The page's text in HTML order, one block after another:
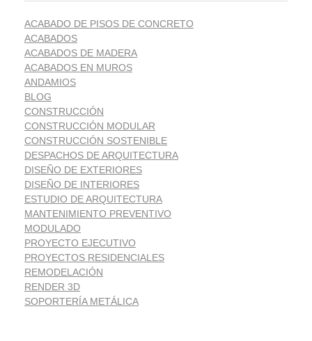
ACABADO DE PISOS DE CONCRETO
ACABADOS
ACABADOS DE MADERA
ACABADOS EN MUROS
ANDAMIOS
BLOG
CONSTRUCCIÓN
CONSTRUCCIÓN MODULAR
CONSTRUCCIÓN SOSTENIBLE
DESPACHOS DE ARQUITECTURA
DISEÑO DE EXTERIORES
DISEÑO DE INTERIORES
ESTUDIO DE ARQUITECTURA
MANTENIMIENTO PREVENTIVO
MODULADO
PROYECTO EJECUTIVO
PROYECTOS RESIDENCIALES
REMODELACIÓN
RENDER 3D
SOPORTERÍA METÁLICA